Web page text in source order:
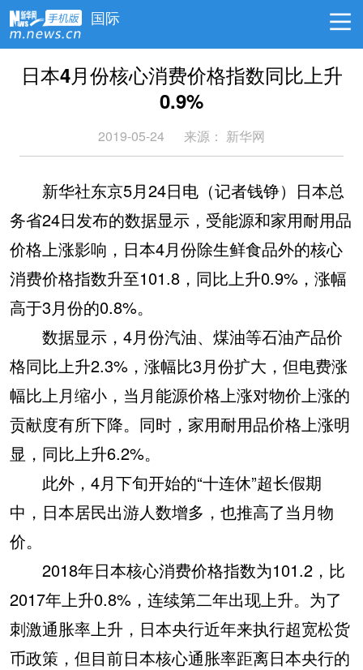
国际
日本4月份核心消费价格指数同比上升
0.9%
2019-05-24 来源： 新华网
新华社东京5月24日电（记者钱铮）日本总
务省24日发布的数据显示，受能源和家用耐用品
价格上涨影响，日本4月份除生鲜食品外的核心
消费价格指数升至101.8，同比上升0.9%，涨幅
高于3月份的0.8%。
数据显示，4月份汽油、煤油等石油产品价
格同比上升2.3%，涨幅比3月份扩大，但电费涨
幅比上月缩小，当月能源价格上涨对物价上涨的
贡献度有所下降。同时，家用耐用品价格上涨明
显，同比上升6.2%。
此外，4月下旬开始的“十连休”超长假期
中，日本居民出游人数增多，也推高了当月物
价。
2018年日本核心消费价格指数为101.2，比
2017年上升0.8%，连续第二年出现上升。为了
刺激通胀率上升，日本央行近年来执行超宽松货
币政策，但目前日本核心通胀率距离日本央行的